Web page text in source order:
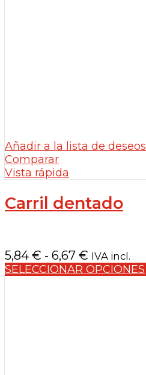
Añadir a la lista de deseos
Comparar
Vista rápida
Carril dentado
5,84 € - 6,67 € Rango
de
IVA incl.
SELECCIONAR OPCIONES